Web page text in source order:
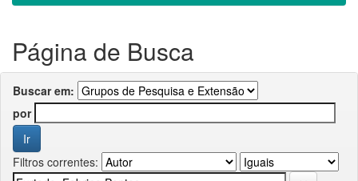
Página de Busca
Buscar em:
por
Filtros correntes: